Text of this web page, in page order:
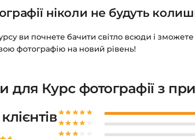
ніколи не будуть
ви почнете бачити світло всюди і
фотографію на новий рівень!
для Курс фотографії з